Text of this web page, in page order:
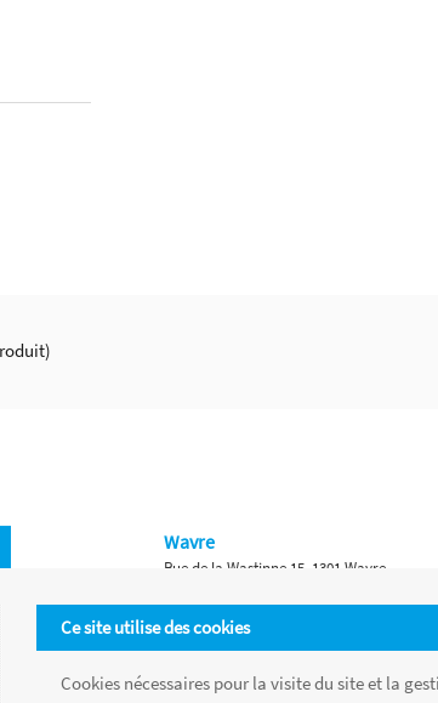
Ce site utilise des cookies
Cookies nécessaires pour la visite du site et la
Wavre
Rue de la Wastinne 15, 1301 Wavre
Waterloo
Chaussée de Bruxelles 315, 1410 Waterloo